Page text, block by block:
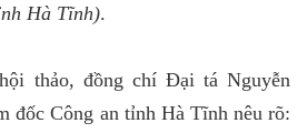
Hà Tĩnh).
thảo, đồng chí Đại tá Nguyễn
đốc Công an tỉnh Hà Tĩnh nêu rõ: